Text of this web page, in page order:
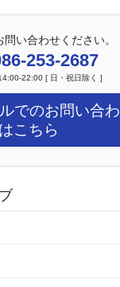
問い合わせください。
253-2687
22:00 [ 日・祝日除く ]
でのお問い合わ
こちら